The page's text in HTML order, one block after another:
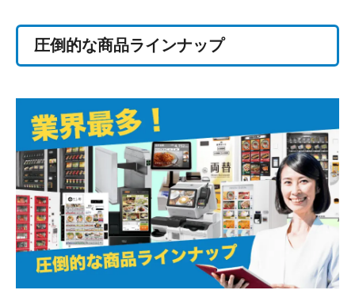
圧倒的な商品ラインナップ